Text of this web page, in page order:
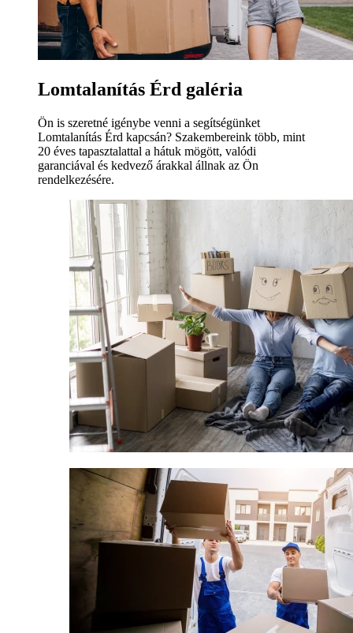
Lomtalanítás Érd galéria
Ön is szeretné igénybe venni a segítségünket
Lomtalanítás Érd kapcsán? Szakembereink több, mint
20 éves tapasztalattal a hátuk mögött, valódi
garanciával és kedvező árakkal állnak az Ön
rendelkezésére.